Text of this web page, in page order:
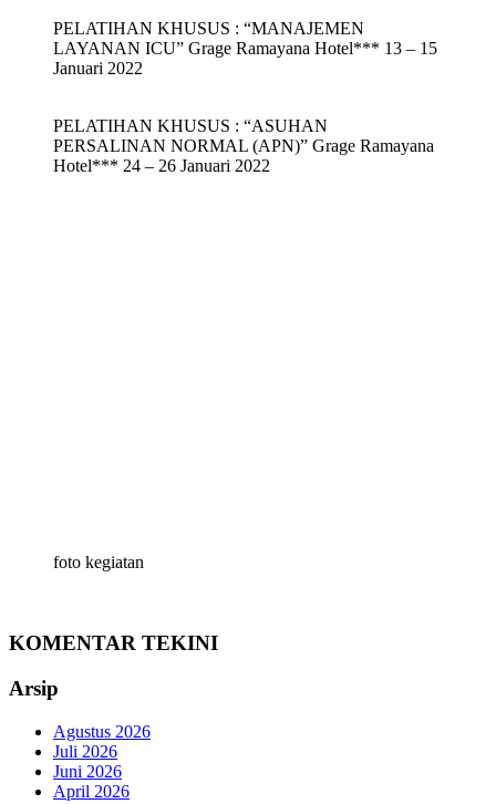
PELATIHAN KHUSUS : “MANAJEMEN
LAYANAN ICU” Grage Ramayana Hotel*** 13 – 15
Januari 2022
PELATIHAN KHUSUS : “ASUHAN
PERSALINAN NORMAL (APN)” Grage Ramayana
Hotel*** 24 – 26 Januari 2022
foto kegiatan
KOMENTAR TEKINI
Arsip
Agustus 2026
Juli 2026
Juni 2026
April 2026